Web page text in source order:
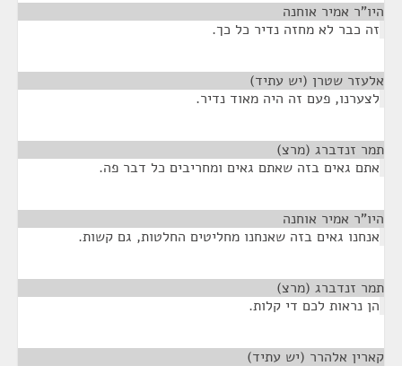
היו"ר אמיר אוחנה
זה כבר לא מחזה נדיר כל כך.
אלעזר שטרן (יש עתיד)
לצערנו, פעם זה היה מאוד נדיר.
תמר זנדברג (מרצ)
אתם גאים בזה שאתם גאים ומחריבים כל דבר פה.
היו"ר אמיר אוחנה
אנחנו גאים בזה שאנחנו מחליטים החלטות, גם קשות.
תמר זנדברג (מרצ)
הן נראות לכם די קלות.
קארין אלהרר (יש עתיד)